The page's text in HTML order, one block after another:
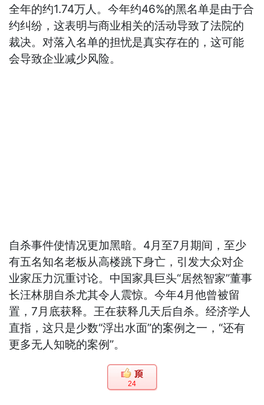
全年的约1.74万人。今年约46%的黑名单是由于合
约纠纷，这表明与商业相关的活动导致了法院的
裁决。对落入名单的担忧是真实存在的，这可能
会导致企业减少风险。
自杀事件使情况更加黑暗。4月至7月期间，至少
有五名知名老板从高楼跳下身亡，引发大众对企
业家压力沉重讨论。中国家具巨头“居然智家”董事
长汪林朋自杀尤其令人震惊。今年4月他曾被留
置，7月底获释。王在获释几天后自杀。经济学人
直指，这只是少数“浮出水面”的案例之一，“还有
更多无人知晓的案例”。
24